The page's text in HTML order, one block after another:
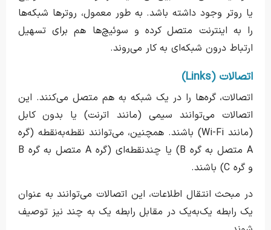
یا روتر وجود داشته باشد. به طور معمول، روترها شبکه‌ها
را به اینترنت متصل کرده و سوئیچ‌ها هم برای تسهیل
ارتباط درون شبکه‌ای به کار می‌روند.
اتصالات (Links)
اتصالات، گره‌ها را در یک شبکه به هم متصل می‌کنند. این
اتصالات می‌توانند سیمی (مانند اترنت) یا بدون کابل
(مانند Wi-Fi) باشند. همچنین، می‌توانند نقطه‌به‌نقطه (گره
A متصل به گره B) یا چندنقطه‌ای (گره A متصل به گره B
و گره C) باشند.
در مبحث انتقال اطلاعات، این اتصالات می‌توانند به عنوان
یک رابطه یک‌به‌یک در مقابل رابطه یک به چند نیز توصیف